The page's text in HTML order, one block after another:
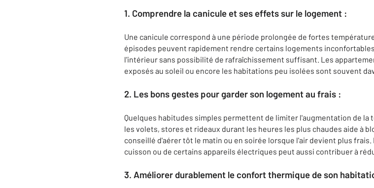
1. Comprendre la canicule et ses effets sur le logement :
Une canicule correspond à une période prolongée de fortes
épisodes peuvent rapidement rendre certains logements
l'intérieur sans possibilité de rafraîchissement suffisant. Les
exposés au soleil ou encore les habitations peu isolées sont souvent
2. Les bons gestes pour garder son logement au frais :
Quelques habitudes simples permettent de limiter l'augmentation de
les volets, stores et rideaux durant les heures les plus chaudes aide à
conseillé d'aérer tôt le matin ou en soirée lorsque l'air devient plus
cuisson ou de certains appareils électriques peut aussi contribuer à
3. Améliorer durablement le confort thermique de son